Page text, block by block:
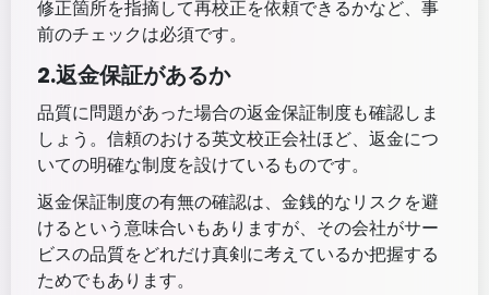
修正箇所を指摘して再校正を依頼できるかなど、事
前のチェックは必須です。
2.返金保証があるか
品質に問題があった場合の返金保証制度も確認しま
しょう。信頼のおける英文校正会社ほど、返金につ
いての明確な制度を設けているものです。
返金保証制度の有無の確認は、金銭的なリスクを避
けるという意味合いもありますが、その会社がサー
ビスの品質をどれだけ真剣に考えているか把握する
ためでもあります。